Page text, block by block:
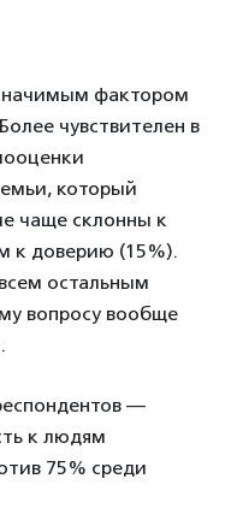
фактором
чувствителен в
который
чаще склонны к
к доверию (15%).
остальным
вопросу вообще
—
к людям
75% среди